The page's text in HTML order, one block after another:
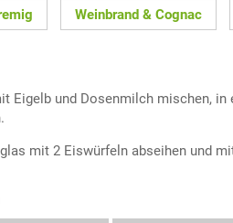
Weinbrand & Cognac
Eigelb und Dosenmilch mischen, in
mit 2 Eiswürfeln abseihen und